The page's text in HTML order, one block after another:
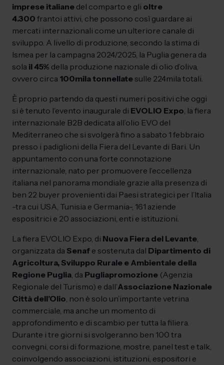
imprese italiane del comparto e gli oltre
4.300 frantoi attivi, che possono così guardare ai
mercati internazionali come un ulteriore canale di
sviluppo. A livello di produzione, secondo la stima di
Ismea per la campagna 2024/2025, la Puglia genera da
sola il 45% della produzione nazionale di olio d’oliva,
ovvero circa 100mila tonnellate sulle 224mila totali.
È proprio partendo da questi numeri positivi che oggi
si è tenuto l’evento inaugurale di EVOLIO Expo, la fiera
internazionale B2B dedicata all’olio EVO del
Mediterraneo che si svolgerà fino a sabato 1 febbraio
presso i padiglioni della Fiera del Levante di Bari. Un
appuntamento con una forte connotazione
internazionale, nato per promuovere l’eccellenza
italiana nel panorama mondiale grazie alla presenza di
ben 22 buyer provenienti dai Paesi strategici per l’Italia
-tra cui USA, Tunisia e Germania-, 161 aziende
espositrici e 20 associazioni, enti e istituzioni.
La fiera EVOLIO Expo, di Nuova Fiera del Levante,
organizzata da Senaf e sostenuta dal Dipartimento di
Agricoltura, Sviluppo Rurale e Ambientale della
Regione Puglia, da Pugliapromozione (Agenzia
Regionale del Turismo) e dall’Associazione Nazionale
Città dell’OIio, non è solo un’importante vetrina
commerciale, ma anche un momento di
approfondimento e di scambio per tutta la filiera.
Durante i tre giorni si svolgeranno ben 100 tra
convegni, corsi di formazione, mostre, panel test e talk,
coinvolgendo associazioni, istituzioni, espositori e